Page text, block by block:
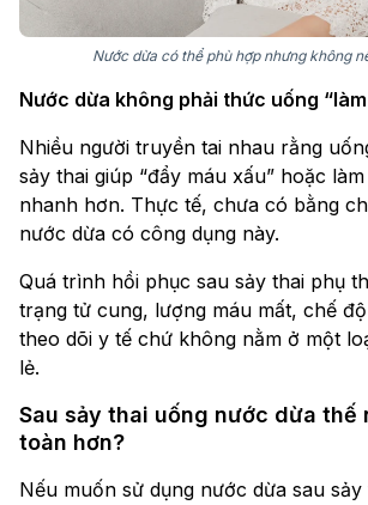
Nước dừa có thể phù hợp nhưng không
Nước dừa không phải thức uống
Nhiều người truyền tai nhau rằng
sảy thai giúp “đẩy máu xấu” hoặc
nhanh hơn. Thực tế, chưa có bằng
nước dừa có công dụng này.
Quá trình hồi phục sau sảy thai phụ
trạng tử cung, lượng máu mất, chế
theo dõi y tế chứ không nằm ở một
lẻ.
Sau sảy thai uống nước dừa thế
toàn hơn?
Nếu muốn sử dụng nước dừa sau